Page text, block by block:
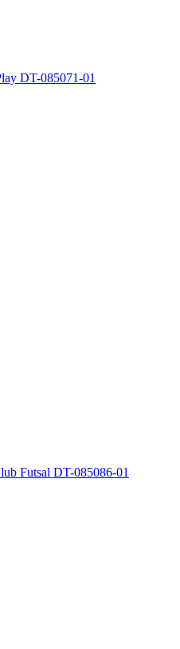
DT-085071-01
Futsal DT-085086-01